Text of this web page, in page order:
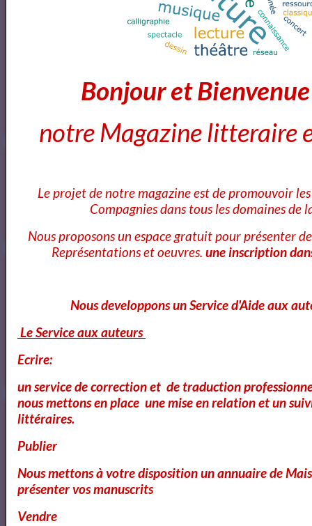
Annuaire des cours d'ecriture Paris
Ecole Les Mots
OK
Cours et Formation Paris
Cours et Ateliers de Cinema
Annuaire et Formation Cinema
Bonjour et
notre Magazine litteraire
Le projet de notre magazine est de promouvoir
Compagnies dans tous les domaines de
Nous proposons un espace gratuit pour présenter
Représentations et oeuvres. une inscription
Nous developpons un Service d'Aide aux
Le Service aux auteurs
Ecrire:
un service de correction et de traduction
nous mettons en place une mise en relation et un
littéraires.
Publier
Nous mettons à votre disposition un annuaire de
présenter vos manuscrits
Vendre